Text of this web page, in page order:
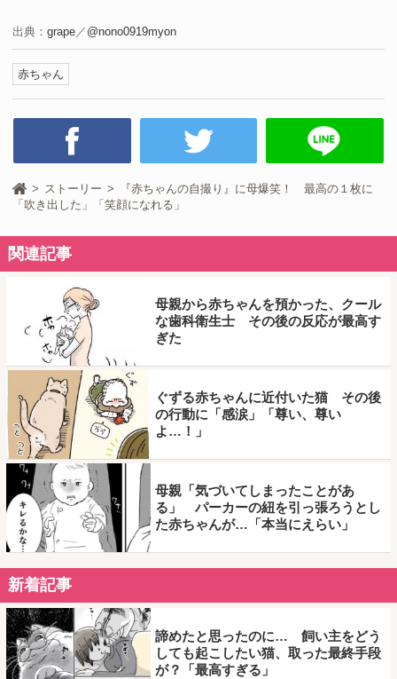
出典： grape ／ @nono0919myon
赤ちゃん
ストーリー
『赤ちゃんの自撮り』に母爆笑！ 最高の１枚に
「吹き出した」「笑顔になれる」
関連記事
母親から赤ちゃんを預かった、クール
な歯科衛生士 その後の反応が最高す
ぎた
ぐずる赤ちゃんに近付いた猫 その後
の行動に「感涙」「尊い、尊い
よ…！」
母親「気づいてしまったことがあ
る」 パーカーの紐を引っ張ろうとし
た赤ちゃんが…「本当にえらい」
新着記事
諦めたと思ったのに… 飼い主をどう
しても起こしたい猫、取った最終手段
が？「最高すぎる」